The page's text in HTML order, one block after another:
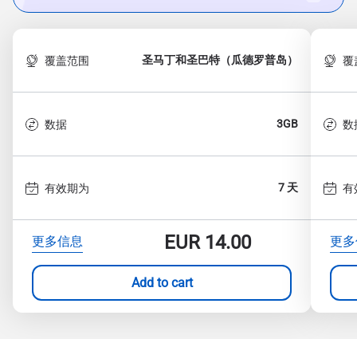
覆盖范围 圣马丁和圣巴特（瓜德罗普岛）
数据 3GB
有效期为 7 天
更多信息 EUR14.00
Add to cart
覆
数
有
更